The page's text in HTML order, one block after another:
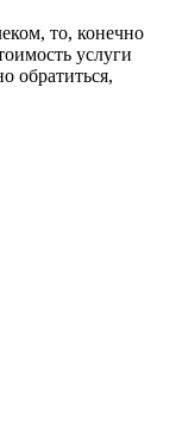
то, конечно
услуги
обратиться,